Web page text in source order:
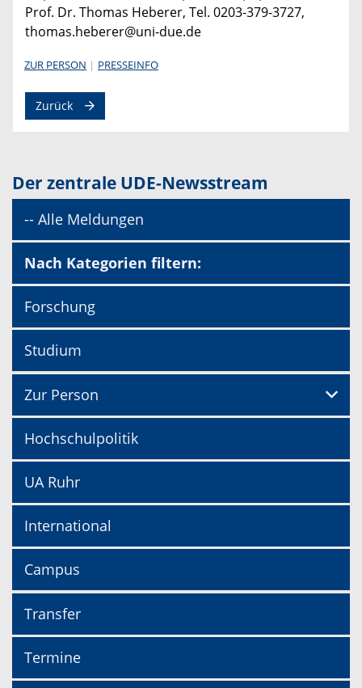
Prof. Dr. Thomas Heberer, Tel. 0203-379-3727,
thomas.heberer@uni-due.de
ZUR PERSON PRESSEINFO
Zurück
Der zentrale UDE-Newsstream
-- Alle Meldungen
Nach Kategorien filtern:
Forschung
Studium
Zur Person
Hochschulpolitik
UA Ruhr
International
Campus
Transfer
Termine